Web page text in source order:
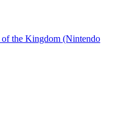
the Kingdom (Nintendo